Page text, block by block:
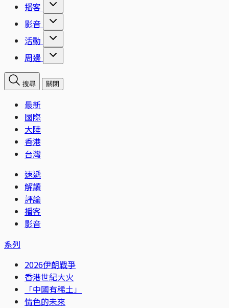
播客
影音
活動
周邊
搜尋 關閉
最新
國際
大陸
香港
台灣
速遞
解讀
評論
播客
影音
系列
2026伊朗戰爭
香港世紀大火
「中國有稀土」
情色的未來